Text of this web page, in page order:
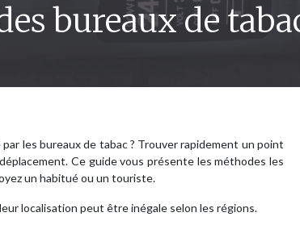
bureaux de
les bureaux de tabac ? Trouver rapidement un point
Ce guide vous présente les méthodes les
un habitué ou un touriste.
localisation peut être inégale selon les régions.